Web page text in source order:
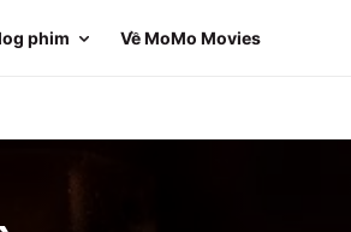
phim Về MoMo Movies